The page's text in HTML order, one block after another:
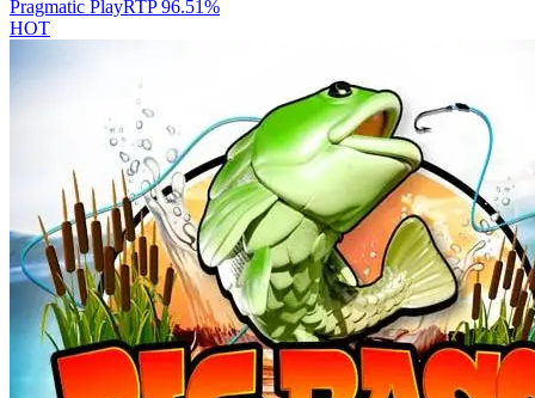
Pragmatic PlayRTP96.51 %
HOT